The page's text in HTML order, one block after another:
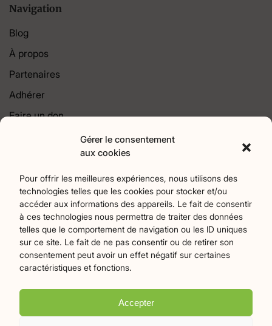
Gérer le consentement
aux cookies
Pour offrir les meilleures expériences, nous utilisons des
technologies telles que les cookies pour stocker et/ou
accéder aux informations des appareils. Le fait de consentir
à ces technologies nous permettra de traiter des données
telles que le comportement de navigation ou les ID uniques
sur ce site. Le fait de ne pas consentir ou de retirer son
consentement peut avoir un effet négatif sur certaines
caractéristiques et fonctions.
Accepter
Navigation
Blog
À propos
Partenaires
Adhérer
Faire un don
Agriculture18 Art et culture256 Associations 22
Bien-Etre 2 chronique7 Collectivités territoriales79
Commerces Divers Économie et emploi 61
Éducation94 Évènements373 Histoire et patrimoine174
La parole à nos lecteurs1 Nature et écologie75 Santé
sport27 Tourisme 19